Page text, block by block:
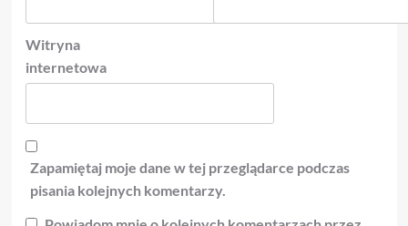
Witryna
internetowa
Zapamiętaj moje dane w tej przeglądarce podczas
pisania kolejnych komentarzy.